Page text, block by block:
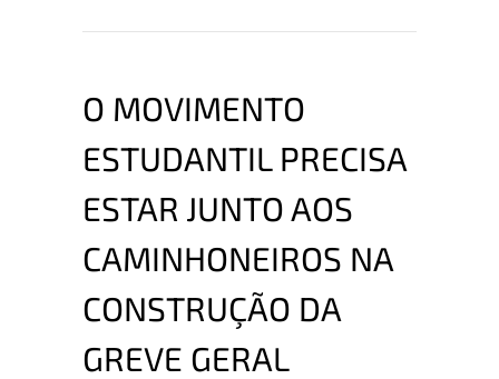
O MOVIMENTO
ESTUDANTIL PRECISA
ESTAR JUNTO AOS
CAMINHONEIROS NA
CONSTRUÇÃO DA
GREVE GERAL